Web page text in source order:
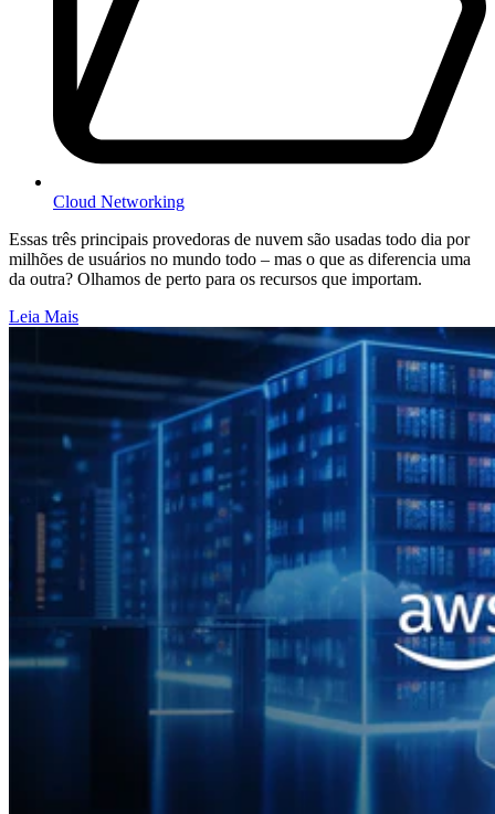
Cloud Networking
Essas três principais provedoras de nuvem são usadas todo dia por
milhões de usuários no mundo todo – mas o que as diferencia uma
da outra? Olhamos de perto para os recursos que importam.
Leia Mais